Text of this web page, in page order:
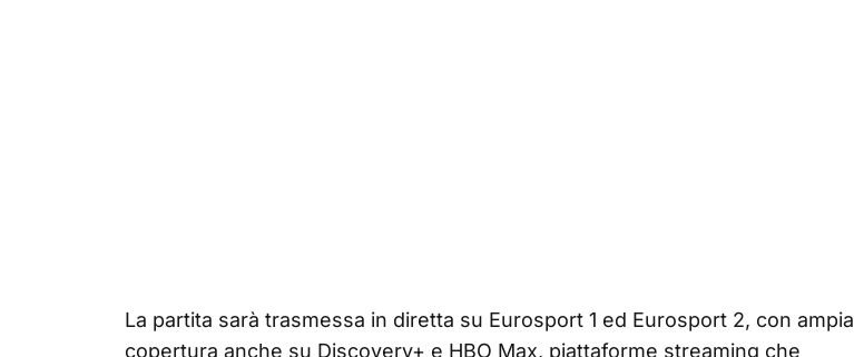
La partita sarà trasmessa in diretta su Eurosport 1 ed Eurosport 2, con ampia
copertura anche su Discovery+ e HBO Max, piattaforme streaming che